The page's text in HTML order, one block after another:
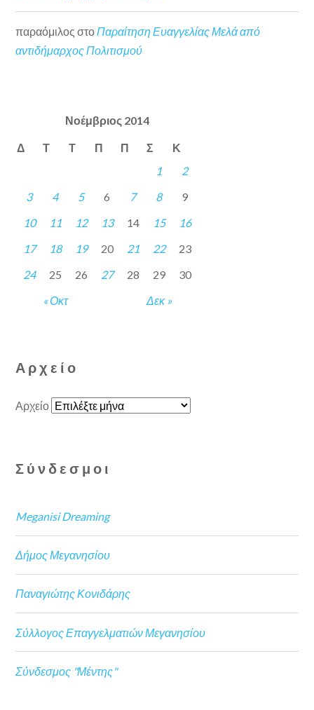
παραόμιλος στοΠαραίτηση Ευαγγελίας Μελά από
αντιδήμαρχος Πολιτισμού
Νοέμβριος 2014
Δ Τ Τ Π Π Σ Κ
« Οκτ Δεκ »
1
2
3
4 5 6 7 8
9
10
11 12 13 14 15
16
17
18 19 20 21 22
23
24
25 26 27 28 29 30
Αρχείο
Αρχείο
Σύνδεσμοι
Meganisi Dreaming
Δήμος Μεγανησίου
Παναγιώτης Κονιδάρης
Σύλλογος Επαγγελματιών Μεγανησίου
Σύνδεσμος "Μέντης"